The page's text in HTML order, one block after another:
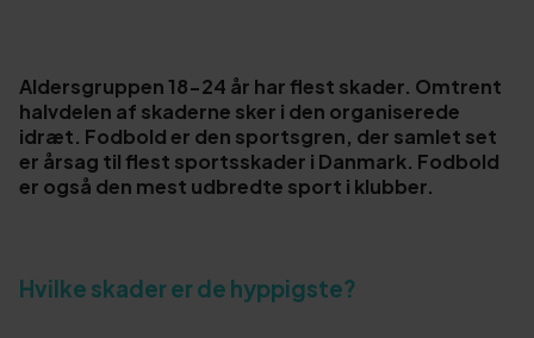
Aldersgruppen 18-24 år har flest skader. Omtrent
halvdelen af skaderne sker i den organiserede
idræt. Fodbold er den sportsgren, der samlet set
er årsag til flest sportsskader i Danmark. Fodbold
er også den mest udbredte sport i klubber.
Hvilke skader er de hyppigste?